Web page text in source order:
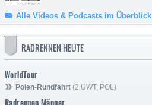
Alle Videos & Podcasts im Überblick
RADRENNEN HEUTE
WorldTour
Polen-Rundfahrt (2.UWT, POL)